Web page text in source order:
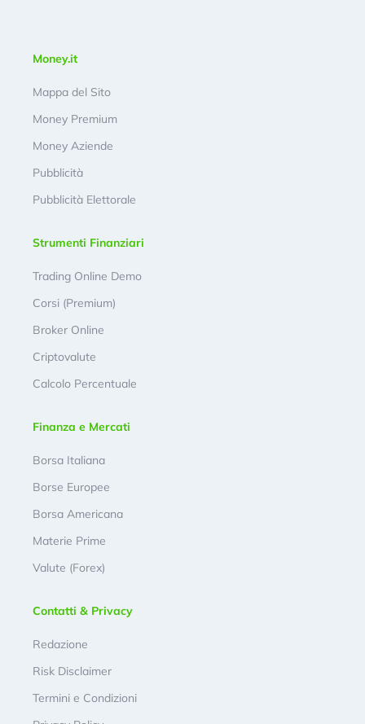
Money.it
Mappa del Sito
Money Premium
Money Aziende
Pubblicità
Pubblicità Elettorale
Strumenti Finanziari
Trading Online Demo
Corsi (Premium)
Broker Online
Criptovalute
Calcolo Percentuale
Finanza e Mercati
Borsa Italiana
Borse Europee
Borsa Americana
Materie Prime
Valute (Forex)
Contatti & Privacy
Redazione
Risk Disclaimer
Termini e Condizioni